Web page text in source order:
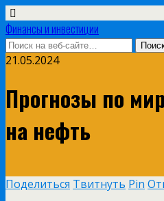
Финансы и инвестиции
21.05.2024
Прогнозы по
на нефть
Поделиться Твитнуть Pin